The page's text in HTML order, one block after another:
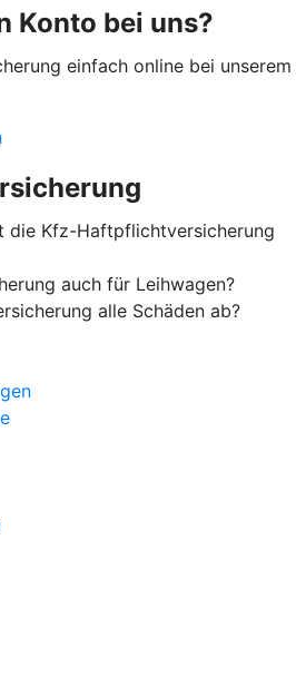
Konto bei uns?
einfach online bei unserem
die Kfz-Haftpflichtversicherung
auch für Leihwagen?
alle Schäden ab?